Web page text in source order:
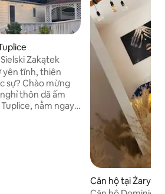
Zakątek
yên tĩnh, thiên
sự? Chào mừng
thôn dã ấm
nằm ngay
Căn hộ tại Żary